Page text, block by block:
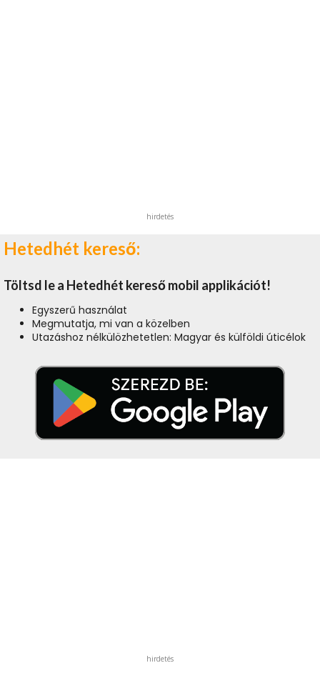
hirdetés
Hetedhét kereső:
Töltsd le a Hetedhét kereső mobil applikációt!
Egyszerű használat
Megmutatja, mi van a közelben
Utazáshoz nélkülözhetetlen: Magyar és külföldi úticélok
hirdetés